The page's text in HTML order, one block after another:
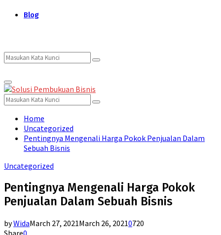
Blog
Search
for:
Search
Primary
Menu
Search
for:
Search
Home
Uncategorized
Pentingnya Mengenali Harga Pokok Penjualan Dalam
Sebuah Bisnis
Uncategorized
Pentingnya Mengenali Harga Pokok
Penjualan Dalam Sebuah Bisnis
byWidaMarch 27, 2021March 26, 20210720
Share0